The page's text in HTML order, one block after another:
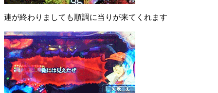
連が終わりましても順調に当りが来てくれます